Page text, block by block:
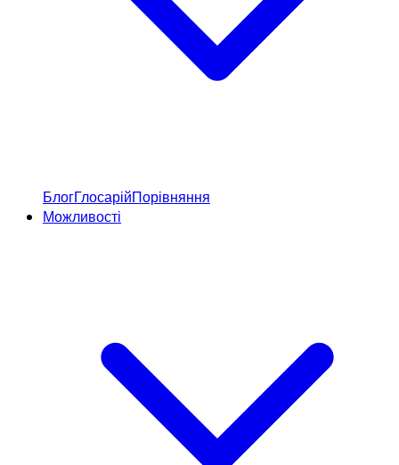
БлогГлосарійПорівняння
Можливості